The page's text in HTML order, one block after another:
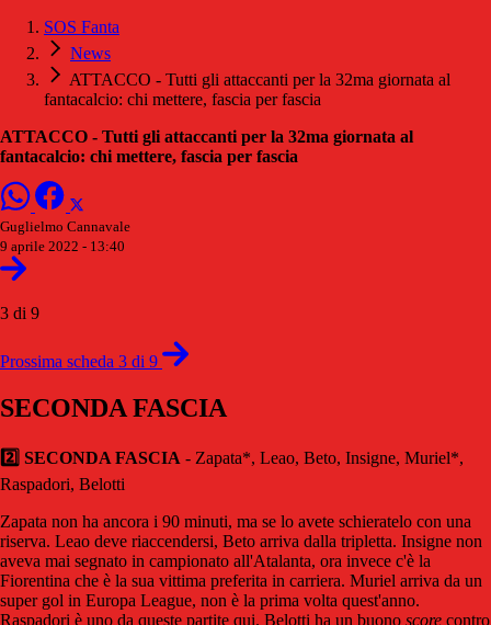
SOS Fanta
News
ATTACCO - Tutti gli attaccanti per la 32ma giornata al
fantacalcio: chi mettere, fascia per fascia
ATTACCO - Tutti gli attaccanti per la 32ma giornata al
fantacalcio: chi mettere, fascia per fascia
Guglielmo Cannavale
9 aprile 2022 - 13:40
3 di 9
Prossima scheda 3 di 9
SECONDA FASCIA
2️⃣ SECONDA FASCIA - Zapata*, Leao, Beto, Insigne, Muriel*,
Raspadori, Belotti
Zapata non ha ancora i 90 minuti, ma se lo avete schieratelo con una
riserva. Leao deve riaccendersi, Beto arriva dalla tripletta. Insigne non
aveva mai segnato in campionato all'Atalanta, ora invece c'è la
Fiorentina che è la sua vittima preferita in carriera. Muriel arriva da un
super gol in Europa League, non è la prima volta quest'anno.
Raspadori è uno da queste partite qui. Belotti ha un buono score contro